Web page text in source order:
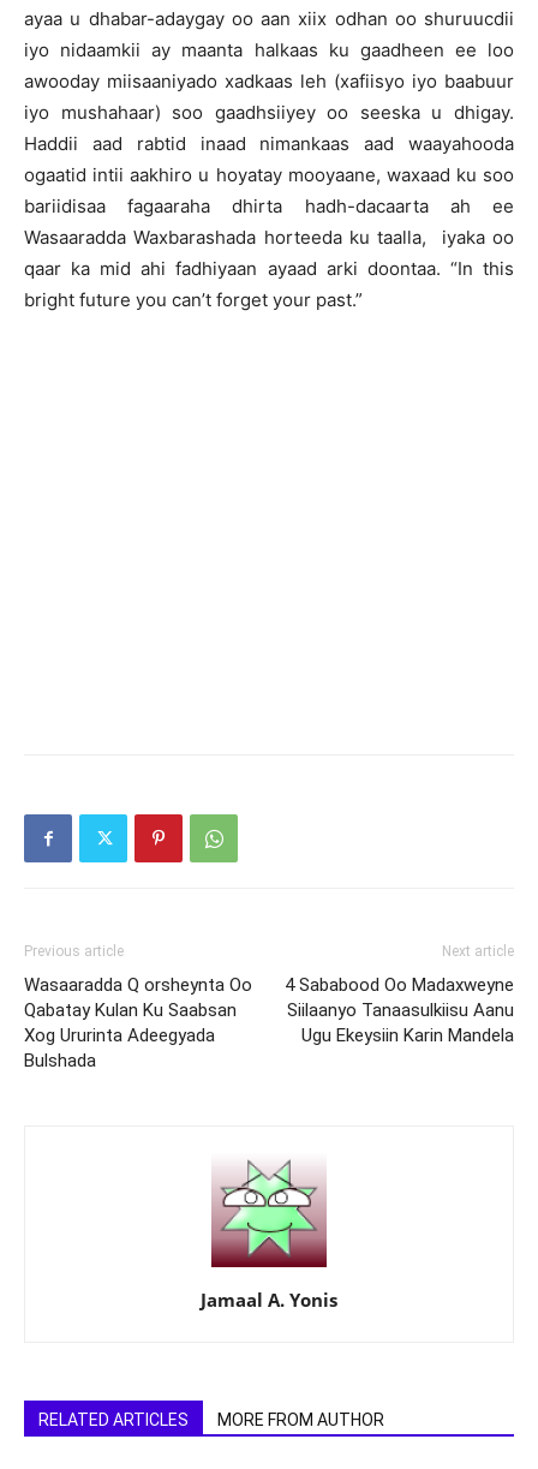
ayaa u dhabar-adaygay oo aan xiix odhan oo shuruucdii
iyo nidaamkii ay maanta halkaas ku gaadheen ee loo
awooday miisaaniyado xadkaas leh (xafiisyo iyo baabuur
iyo mushahaar) soo gaadhsiiyey oo seeska u dhigay.
Haddii aad rabtid inaad nimankaas aad waayahooda
ogaatid intii aakhiro u hoyatay mooyaane, waxaad ku soo
bariidisaa fagaaraha dhirta hadh-dacaarta ah ee
Wasaaradda Waxbarashada horteeda ku taalla, iyaka oo
qaar ka mid ahi fadhiyaan ayaad arki doontaa. “In this
bright future you can’t forget your past.”
Previous article
Wasaaradda Q orsheynta Oo
Qabatay Kulan Ku Saabsan
Xog Ururinta Adeegyada
Bulshada
Next article
4 Sababood Oo Madaxweyne
Siilaanyo Tanaasulkiisu Aanu
Ugu Ekeysiin Karin Mandela
Jamaal A. Yonis
RELATED ARTICLES MORE FROM AUTHOR